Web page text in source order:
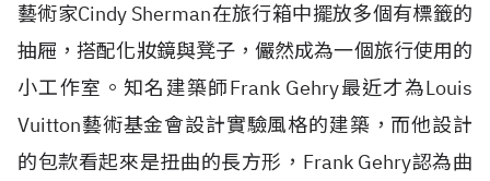
藝術家Cindy Sherman在旅行箱中擺放多個有標籤的
抽屜，搭配化妝鏡與凳子，儼然成為一個旅行使用的
小工作室。知名建築師Frank Gehry最近才為Louis
Vuitton藝術基金會設計實驗風格的建築，而他設計
的包款看起來是扭曲的長方形，Frank Gehry認為曲